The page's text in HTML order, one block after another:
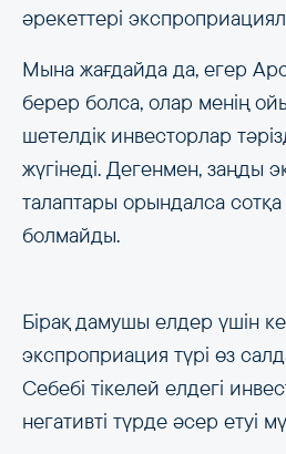
әрекеттері
Мына жағдайда да, егер
берер болса, олар менің
шетелдік инвесторлар
жүгінеді. Дегенмен, заңды
талаптары орындалса сотқа
болмайды.
Бірақ дамушы елдер үшін
экспроприация түрі өз
Себебі тікелей елдегі
негативті түрде әсер етуі